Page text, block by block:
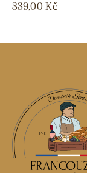
339,00 Kč